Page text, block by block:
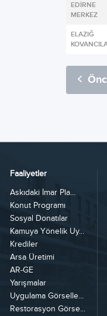
MERKEZ
Faaliyetler
Askıdaki İmar Pla...
Konut Programı
Sosyal Donatılar
Kamuya Yönelik Uy...
Krediler
Arsa Üretimi
AR-GE
Yarışmalar
Uygulama Görselle...
Restorasyon Görse...